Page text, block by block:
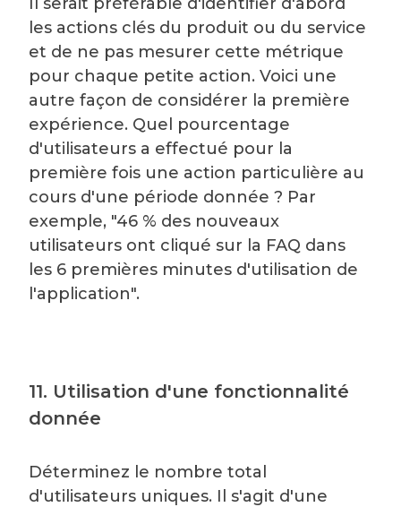
les actions clés du produit ou du service
et de ne pas mesurer cette métrique
pour chaque petite action. Voici une
autre façon de considérer la première
expérience. Quel pourcentage
d'utilisateurs a effectué pour la
première fois une action particulière au
cours d'une période donnée ? Par
exemple, "46 % des nouveaux
utilisateurs ont cliqué sur la FAQ dans
les 6 premières minutes d'utilisation de
l'application".
11. Utilisation d'une fonctionnalité
donnée
Déterminez le nombre total
d'utilisateurs uniques. Il s'agit d'une